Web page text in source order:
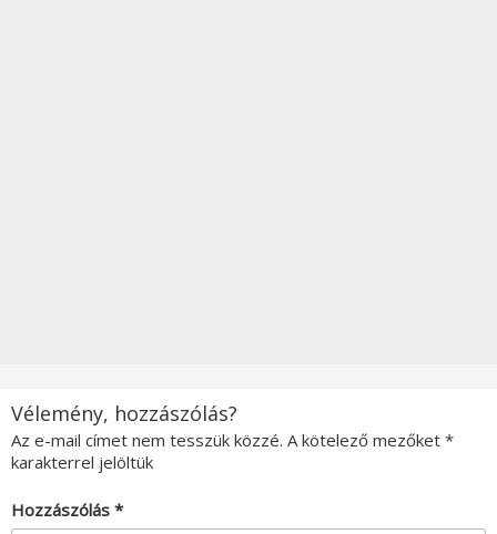
Vélemény, hozzászólás?
Az e-mail címet nem tesszük közzé. A kötelező mezőket *
karakterrel jelöltük
Hozzászólás *